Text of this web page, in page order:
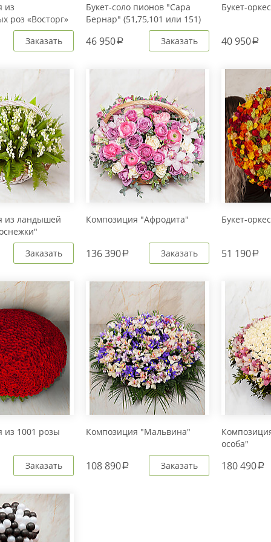
из
роз «Восторг»
Заказать
Букет-соло пионов "Сара
Бернар" (51,75,101 или 151)
46 950a Заказать
Букет-
40 950a
из ландышей
Заказать
Композиция "Афродита"
136 390a Заказать
Букет-
51 190a
из 1001 розы
Заказать
Композиция "Мальвина"
108 890a Заказать
особа"
180 490a